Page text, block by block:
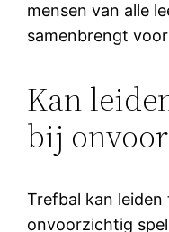
mensen van alle
samenbrengt
Kan
bij
Trefbal kan leiden
onvoorzichtig